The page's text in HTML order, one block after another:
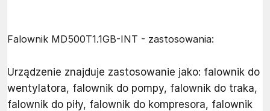
Falownik MD500T1.1GB-INT - zastosowania:
Urządzenie znajduje zastosowanie jako: falownik do
wentylatora, falownik do pompy, falownik do traka,
falownik do piły, falownik do kompresora, falownik